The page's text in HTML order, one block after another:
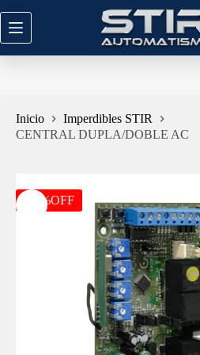
contenido
Inicio
Imperdibles STIR
CENTRAL DUPLA/DOBLE AC
-21%OFF